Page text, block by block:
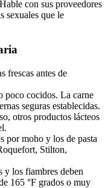
con sus proveedores
sexuales que le
frescas antes de
poco cocidos. La carne
seguras establecidas.
otros productos lácteos
por moho y los de pasta
Stilton,
y los fiambres deben
165 °F grados o muy